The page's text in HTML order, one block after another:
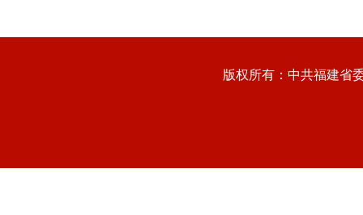
版权所有：中共福建省